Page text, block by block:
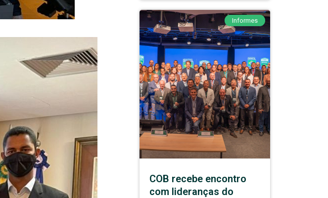
Informes
COB recebe encontro
com lideranças do